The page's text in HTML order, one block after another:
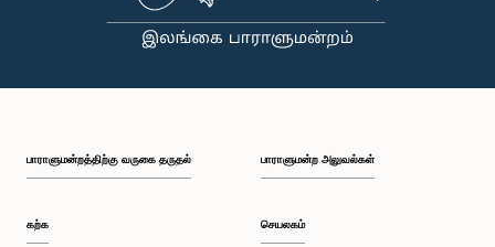
பாராளுமன்றத்திற்கு வருகை தருதல்
கற்க
பாராளுமன்ற அலுவல்கள்
செயலகம்